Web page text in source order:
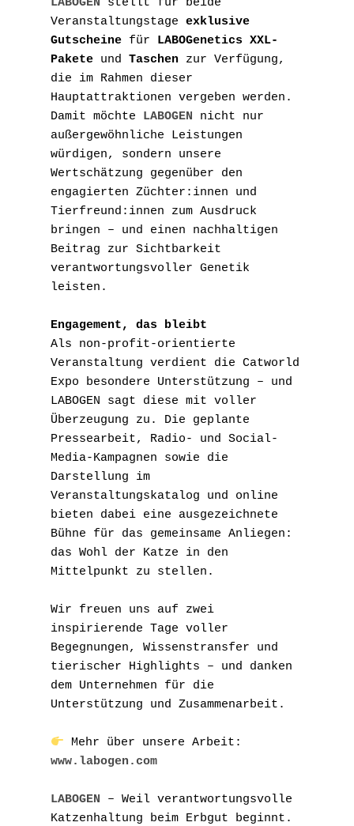
LABOGEN stellt für beide
Veranstaltungstage exklusive
Gutscheine für LABOGenetics XXL-
Pakete und Taschen zur Verfügung,
die im Rahmen dieser
Hauptattraktionen vergeben werden.
Damit möchte LABOGEN nicht nur
außergewöhnliche Leistungen
würdigen, sondern unsere
Wertschätzung gegenüber den
engagierten Züchter:innen und
Tierfreund:innen zum Ausdruck
bringen – und einen nachhaltigen
Beitrag zur Sichtbarkeit
verantwortungsvoller Genetik
leisten.
Engagement, das bleibt
Als non-profit-orientierte
Veranstaltung verdient die Catworld
Expo besondere Unterstützung – und
LABOGEN sagt diese mit voller
Überzeugung zu. Die geplante
Pressearbeit, Radio- und Social-
Media-Kampagnen sowie die
Darstellung im
Veranstaltungskatalog und online
bieten dabei eine ausgezeichnete
Bühne für das gemeinsame Anliegen:
das Wohl der Katze in den
Mittelpunkt zu stellen.
Wir freuen uns auf zwei
inspirierende Tage voller
Begegnungen, Wissenstransfer und
tierischer Highlights – und danken
dem Unternehmen für die
Unterstützung und Zusammenarbeit.
www.labogen.com
LABOGEN – Weil verantwortungsvolle
Katzenhaltung beim Erbgut beginnt.